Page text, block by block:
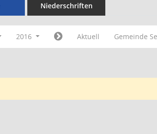
Niederschriften
2016 Aktuell Gemeinde